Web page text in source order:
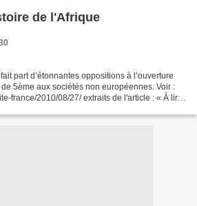
de l'Afrique
part d’étonnantes oppositions à l’ouverture
5ème aux sociétés non européennes. Voir :
france/2010/08/27/ extraits de l'article : « À lire